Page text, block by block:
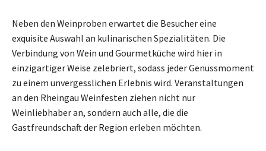
Neben den Weinproben erwartet die Besucher eine
exquisite Auswahl an kulinarischen Spezialitäten. Die
Verbindung von Wein und Gourmetküche wird hier in
einzigartiger Weise zelebriert, sodass jeder Genussmoment
zu einem unvergesslichen Erlebnis wird. Veranstaltungen
an den Rheingau Weinfesten ziehen nicht nur
Weinliebhaber an, sondern auch alle, die die
Gastfreundschaft der Region erleben möchten.